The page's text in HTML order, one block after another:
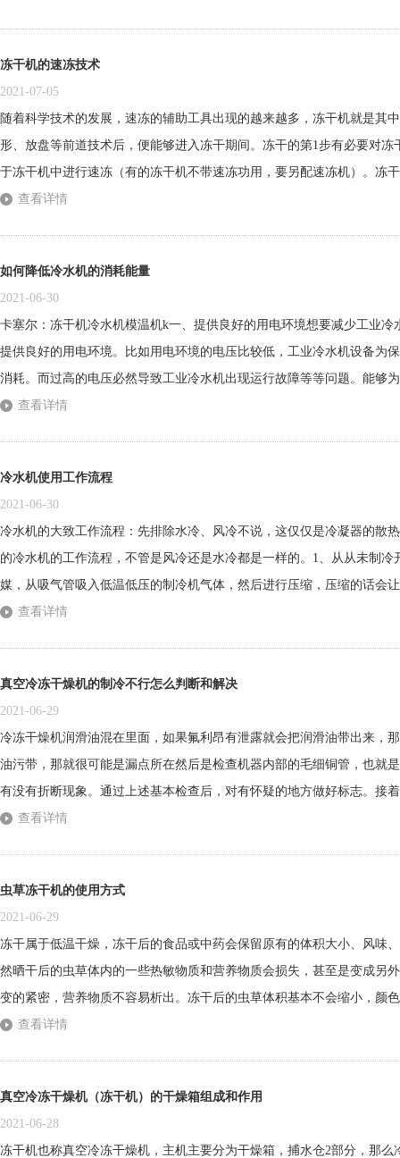
冻干机的速冻技术
2021-07-05
随着科学技术的发展，速冻的辅助工具出现的越来越多，冻干机就是其
形、放盘等前道技术后，便能够进入冻干期间。冻干的第1步有必要对
于冻干机中进行速冻（有的冻干机不带速冻功用，要另配速冻机）。冻
将物料浸泡于液氮、液态氟里昂、低温盐水等介质中进行迅速冻住。此
查看详情
如何降低冷水机的消耗能量
2021-06-30
卡塞尔：冻干机冷水机模温机k一、提供良好的用电环境想要减少工业
提供良好的用电环境。比如用电环境的电压比较低，工业冷水机设备为
消耗。而过高的电压必然导致工业冷水机出现运行故障等等问题。能够
件，是减少工业冷水机能源消耗的基础条件，适合的电压环境，有效降
查看详情
冷水机使用工作流程
2021-06-30
冷水机的大致工作流程：先排除水冷、风冷不说，这仅仅是冷凝器的散
的冷水机的工作流程，不管是风冷还是水冷都是一样的。1、从从未制
媒，从吸气管吸入低温低压的制冷机气体，然后进行压缩，压缩的话会
比和各类压缩机的不同，压缩结果也有所不同。2、压缩完毕后，压缩
查看详情
真空冷冻干燥机的制冷不行怎么判断和解决
2021-06-29
冷冻干燥机润滑油混在里面，如果氟利昂有泄露就会把润滑油带出来，
油污带，那就很可能是漏点所在然后是检查机器内部的毛细铜管，也就
有没有折断现象。通过上述基本检查后，对有怀疑的地方做好标志。接
来确认漏点了有条件的情况下zui好用氮气来保压，没有氮气用气态氟利
查看详情
虫草冻干机的使用方式
2021-06-29
冻干属于低温干燥，冻干后的食品或中药会保留原有的体积大小、风味
然晒干后的虫草体内的一些热敏物质和营养物质会损失，甚至是变成另
变的紧密，营养物质不容易析出。冻干后的虫草体积基本不会缩小，颜
坏，非常容易复水，无论是做中药，还是做饮食的汤类，营养物质容易
查看详情
真空冷冻干燥机（冻干机）的干燥箱组成和作用
2021-06-28
冻干机也称真空冷冻干燥机，主机主要分为干燥箱，捕水仓2部分，那